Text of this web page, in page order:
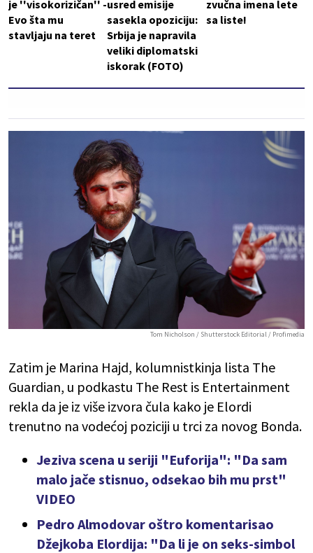
je ''visokorizičan'' -
Evo šta mu
stavljaju na teret
usred emisije
sasekla opoziciju:
Srbija je napravila
veliki diplomatski
iskorak (FOTO)
zvučna imena lete
sa liste!
Tom Nicholson / Shutterstock Editorial / Profimedia
Zatim je Marina Hajd, kolumnistkinja lista The
Guardian, u podkastu The Rest is Entertainment
rekla da je iz više izvora čula kako je Elordi
trenutno na vodećoj poziciji u trci za novog Bonda.
Jeziva scena u seriji "Euforija": "Da sam
malo jače stisnuo, odsekao bih mu prst"
VIDEO
Pedro Almodovar oštro komentarisao
Džejkoba Elordija: "Da li je on seks-simbol